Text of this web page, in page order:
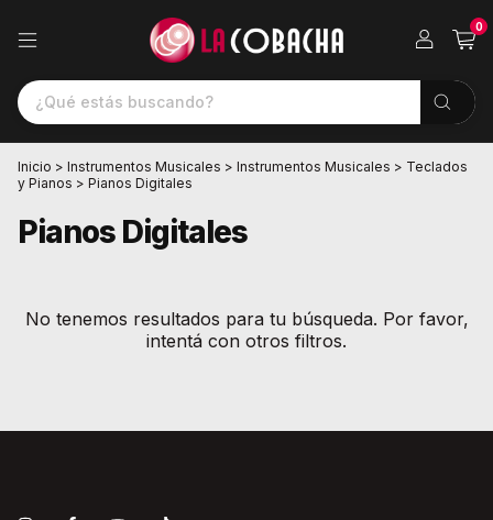
0
Inicio > Instrumentos Musicales > Instrumentos Musicales > Teclados
y Pianos > Pianos Digitales
Pianos Digitales
No tenemos resultados para tu búsqueda. Por favor,
intentá con otros filtros.